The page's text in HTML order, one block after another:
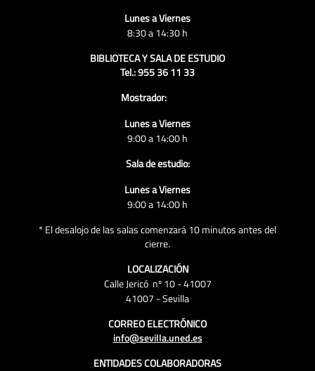
Lunes a Viernes
8:30 a 14:30 h
BIBLIOTECA Y SALA DE ESTUDIO
Tel.: 955 36 11 33
Mostrador:
Lunes a Viernes
9:00 a 14:00 h
Sala de estudio:
Lunes a Viernes
9:00 a 14:00 h
* El desalojo de las salas comenzará 10 minutos antes del
cierre.
LOCALIZACIÓN
Calle Jericó nº 10 - 41007
41007 - Sevilla
CORREO ELECTRÓNICO
info@sevilla.uned.es
ENTIDADES COLABORADORAS